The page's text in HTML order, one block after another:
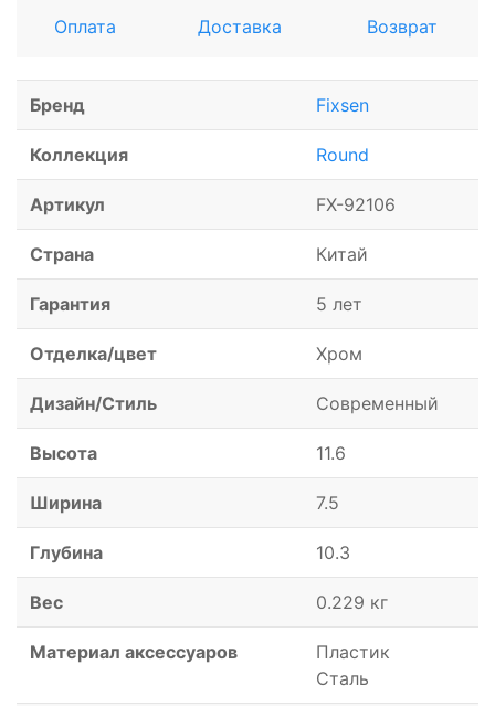
Оплата Доставка Возврат
Бренд Fixsen
Коллекция Round
Артикул FX-92106
Страна Китай
Гарантия 5 лет
Отделка/цвет Хром
Дизайн/Стиль Современный
Высота 11.6
Ширина 7.5
Глубина 10.3
Вес 0.229 кг
Материал аксессуаров
Пластик
Сталь